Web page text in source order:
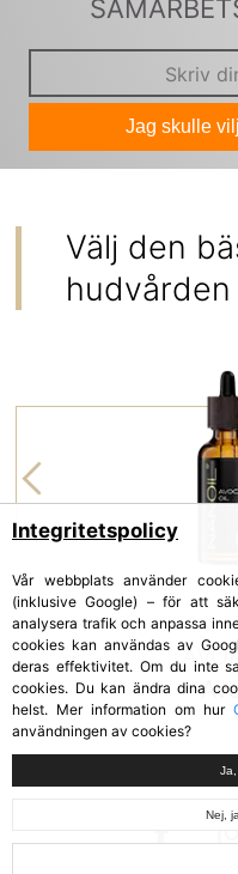
Jag skulle
Välj den
Integritetspolicy
Vår webbplats använder
(inklusive Google) – för att
analysera trafik och anpassa
cookies kan användas av
deras effektivitet. Om du inte
cookies. Du kan ändra dina
helst. Mer information om hur
användningen av cookies?
Nej,